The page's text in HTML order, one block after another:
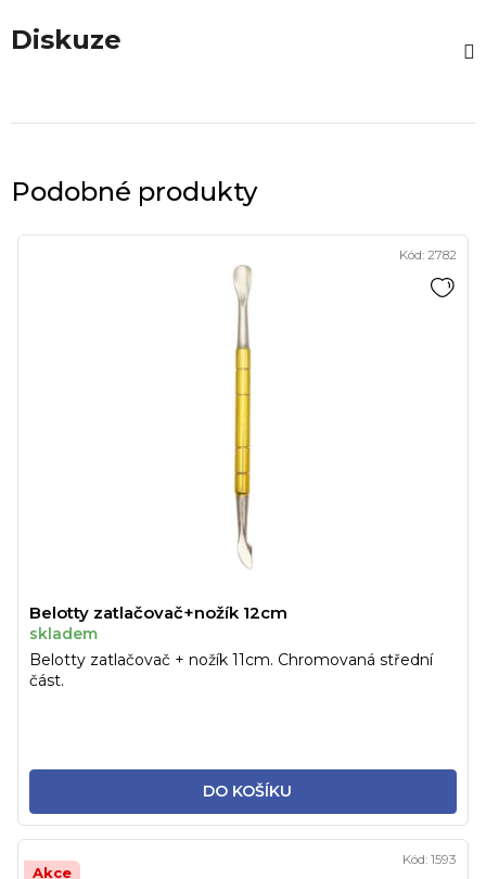
Diskuze
Podobné produkty
Belotty zatlačovač+nožík 12cm
skladem
DO KOŠÍKU
Belotty zatlačovač + nožík 11cm. Chromovaná střední
část.
Kód: 2782
Akce
Kód: 1593